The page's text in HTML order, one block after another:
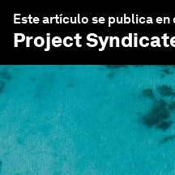
Este artículo se publica
Project